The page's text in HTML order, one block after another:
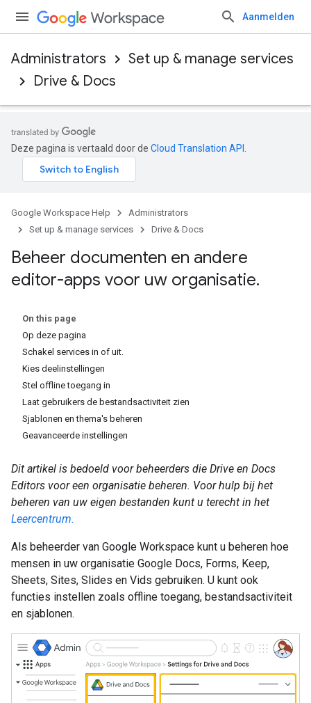
Aanmelden
Administrators
Set up & manage services
Drive & Docs
Deze pagina is vertaald door de Cloud Translation API
Google Workspace Help
Administrators
Set up & manage services
Drive & Docs
Beheer documenten en andere
editor-apps voor uw organisatie.
On this page
Op deze pagina
Schakel services in of uit.
Kies deelinstellingen
Stel offline toegang in
Laat gebruikers de bestandsactiviteit zien
Sjablonen en thema's beheren
Geavanceerde instellingen
Dit artikel is bedoeld voor beheerders die Drive en Docs
Editors voor een organisatie beheren. Voor hulp bij het
beheren van uw eigen bestanden kunt u terecht in het
Leercentrum.
Als beheerder van Google Workspace kunt u beheren hoe
mensen in uw organisatie Google Docs, Forms, Keep,
Sheets, Sites, Slides en Vids gebruiken. U kunt ook
functies instellen zoals offline toegang, bestandsactiviteit
en sjablonen.